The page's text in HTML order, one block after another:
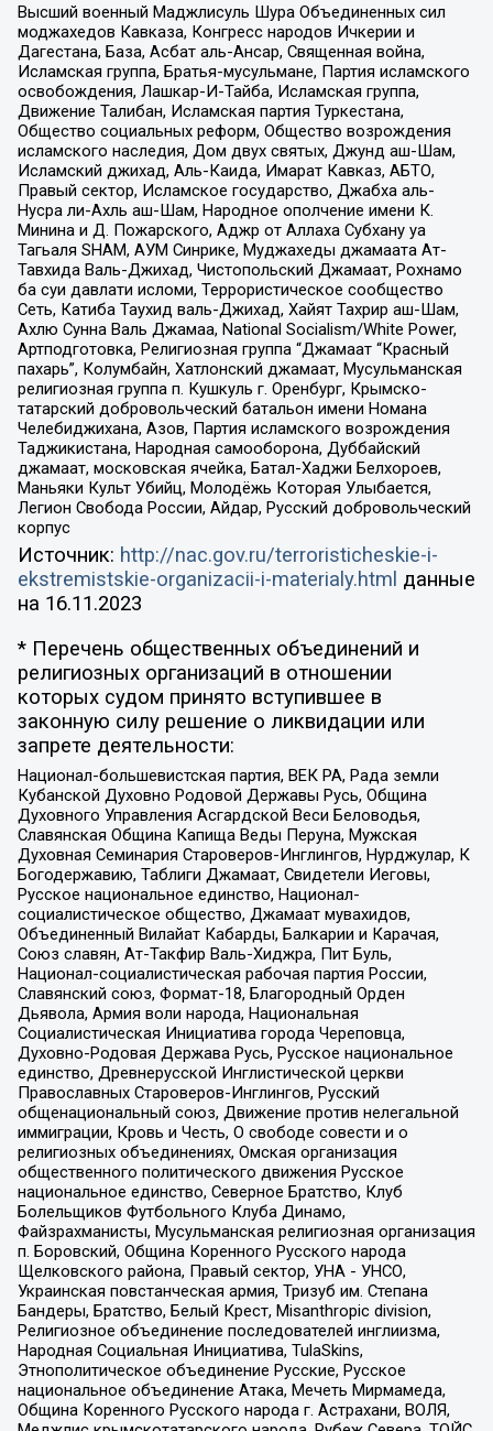
Высший военный Маджлисуль Шура Объединенных сил
моджахедов Кавказа, Конгресс народов Ичкерии и
Дагестана, База, Асбат аль-Ансар, Священная война,
Исламская группа, Братья-мусульмане, Партия исламского
освобождения, Лашкар-И-Тайба, Исламская группа,
Движение Талибан, Исламская партия Туркестана,
Общество социальных реформ, Общество возрождения
исламского наследия, Дом двух святых, Джунд аш-Шам,
Исламский джихад, Аль-Каида, Имарат Кавказ, АБТО,
Правый сектор, Исламское государство, Джабха аль-
Нусра ли-Ахль аш-Шам, Народное ополчение имени К.
Минина и Д. Пожарского, Аджр от Аллаха Субхану уа
Тагьаля SHAM, АУМ Синрике, Муджахеды джамаата Ат-
Тавхида Валь-Джихад, Чистопольский Джамаат, Рохнамо
ба суи давлати исломи, Террористическое сообщество
Сеть, Катиба Таухид валь-Джихад, Хайят Тахрир аш-Шам,
Ахлю Сунна Валь Джамаа, National Socialism/White Power,
Артподготовка, Религиозная группа “Джамаат “Красный
пахарь”, Колумбайн, Хатлонский джамаат, Мусульманская
религиозная группа п. Кушкуль г. Оренбург, Крымско-
татарский добровольческий батальон имени Номана
Челебиджихана, Азов, Партия исламского возрождения
Таджикистана, Народная самооборона, Дуббайский
джамаат, московская ячейка, Батал-Хаджи Белхороев,
Маньяки Культ Убийц, Молодёжь Которая Улыбается,
Легион Свобода России, Айдар, Русский добровольческий
корпус
Источник: http://nac.gov.ru/terroristicheskie-i-
ekstremistskie-organizacii-i-materialy.html данные
на 16.11.2023
* Перечень общественных объединений и
религиозных организаций в отношении
которых судом принято вступившее в
законную силу решение о ликвидации или
запрете деятельности:
Национал-большевистская партия, ВЕК РА, Рада земли
Кубанской Духовно Родовой Державы Русь, Община
Духовного Управления Асгардской Веси Беловодья,
Славянская Община Капища Веды Перуна, Мужская
Духовная Семинария Староверов-Инглингов, Нурджулар, К
Богодержавию, Таблиги Джамаат, Свидетели Иеговы,
Русское национальное единство, Национал-
социалистическое общество, Джамаат мувахидов,
Объединенный Вилайат Кабарды, Балкарии и Карачая,
Союз славян, Ат-Такфир Валь-Хиджра, Пит Буль,
Национал-социалистическая рабочая партия России,
Славянский союз, Формат-18, Благородный Орден
Дьявола, Армия воли народа, Национальная
Социалистическая Инициатива города Череповца,
Духовно-Родовая Держава Русь, Русское национальное
единство, Древнерусской Инглистической церкви
Православных Староверов-Инглингов, Русский
общенациональный союз, Движение против нелегальной
иммиграции, Кровь и Честь, О свободе совести и о
религиозных объединениях, Омская организация
общественного политического движения Русское
национальное единство, Северное Братство, Клуб
Болельщиков Футбольного Клуба Динамо,
Файзрахманисты, Мусульманская религиозная организация
п. Боровский, Община Коренного Русского народа
Щелковского района, Правый сектор, УНА - УНСО,
Украинская повстанческая армия, Тризуб им. Степана
Бандеры, Братство, Белый Крест, Misanthropic division,
Религиозное объединение последователей инглиизма,
Народная Социальная Инициатива, TulaSkins,
Этнополитическое объединение Русские, Русское
национальное объединение Атака, Мечеть Мирмамеда,
Община Коренного Русского народа г. Астрахани, ВОЛЯ,